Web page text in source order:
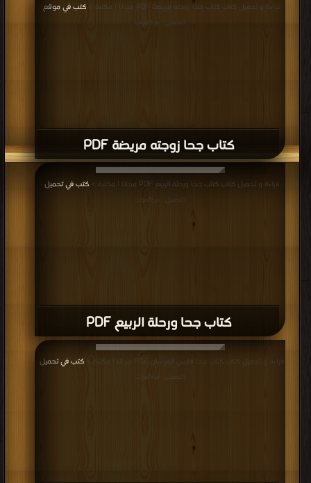
كتاب جحا زوجته مريضة PDF
قراءة و تحميل كتاب كتاب جحا زوجته مريضة PDF مجانا | مكتبة > كتب في موقع
التحميل : مرة/مرات
كتاب جحا ورحلة الربيع PDF
قراءة و تحميل كتاب كتاب جحا ورحلة الربيع PDF مجانا | مكتبة > كتب في تحميل
التحميل : مرة/مرات
قراءة و تحميل كتاب كتاب جحا فارس الفرسان PDF مجانا | مكتبة > كتب في تحميل
التحميل : مرة/مرات